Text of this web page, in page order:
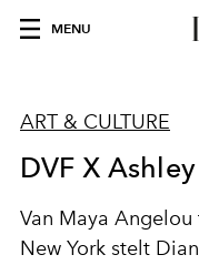
MENU
ART & CULTURE
DVF X
Van Maya
New York stelt